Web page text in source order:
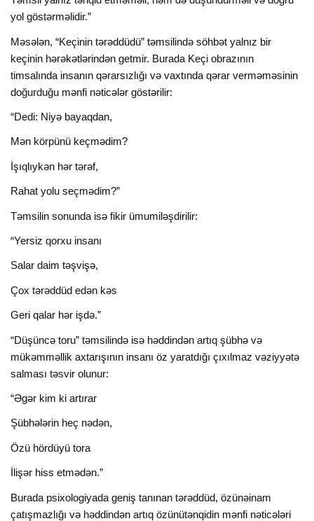
yol göstərməlidir.”
Məsələn, “Keçinin tərəddüdü” təmsilində söhbət yalnız bir
keçinin hərəkətlərindən getmir. Burada Keçi obrazının
timsalında insanın qərarsızlığı və vaxtında qərar verməməsinin
doğurduğu mənfi nəticələr göstərilir:
“Dedi: Niyə bayaqdan,
Mən körpünü keçmədim?
İşıqlıykən hər tərəf,
Rahat yolu seçmədim?”
Təmsilin sonunda isə fikir ümumiləşdirilir:
“Yersiz qorxu insanı
Salar daim təşvişə,
Çox tərəddüd edən kəs
Geri qalar hər işdə.”
“Düşüncə toru” təmsilində isə həddindən artıq şübhə və
mükəmməllik axtarışının insanı öz yaratdığı çıxılmaz vəziyyətə
salması təsvir olunur:
“Əgər kim ki artırar
Şübhələrin heç nədən,
Özü hördüyü tora
İlişər hiss etmədən.”
Burada psixologiyada geniş tanınan tərəddüd, özünəinam
çatışmazlığı və həddindən artıq özünütənqidin mənfi nəticələri